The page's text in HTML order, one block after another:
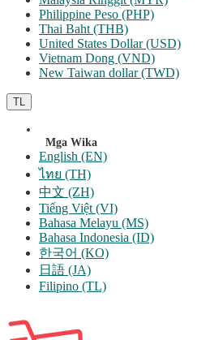
Philippine Peso (PHP)
Thai Baht (THB)
United States Dollar (USD)
Vietnam Dong (VND)
New Taiwan dollar (TWD)
TL
Mga Wika
English (EN)
ไทย (TH)
中文 (ZH)
Tiếng Việt (VI)
Bahasa Melayu (MS)
Bahasa Indonesia (ID)
한국어 (KO)
日語 (JA)
Filipino (TL)